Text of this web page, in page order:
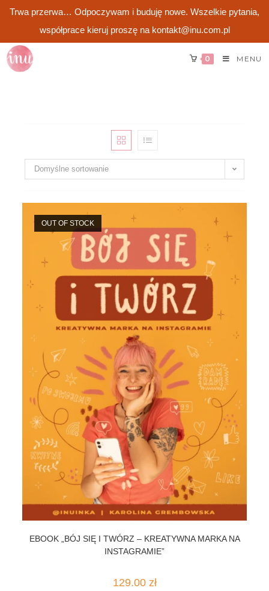
Trwa przerwa… Odpoczywam i buduję nowe. Wszelkie pytania,
współprace kieruj proszę na kontakt@inu.com.pl
Skip
0 MENU
Domyślne sortowanie
OUT OF STOCK
EBOOK „BÓJ SIĘ I TWÓRZ – KREATYWNA MARKA NA
INSTAGRAMIE”
129.00 zł